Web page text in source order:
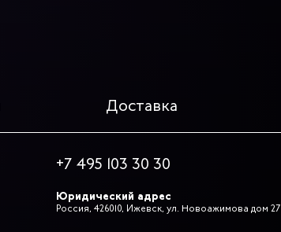
Доставка
+7 495 103 30 30
Юридический адрес
Россия, 426010, Ижевск, ул. Новоажимова дом 27